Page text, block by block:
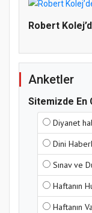
Robert
Anketler
Sitemizde En
Diyanet
Dini
Sınav ve
Haftanın
Haftanın